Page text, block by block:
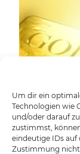
Um dir ein
Technologien wie
und/oder darauf
zustimmst,
eindeutige IDs auf
Zustimmung
Jetzt
Mit etwas